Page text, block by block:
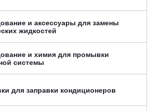
и аксессуары для замены
жидкостей
и химия для промывки
системы
для заправки кондиционеров